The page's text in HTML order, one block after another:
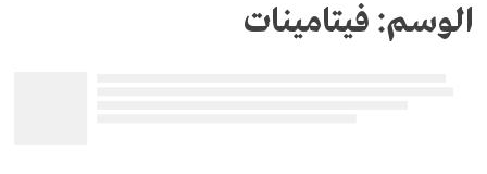
الوسم: فيتامينات